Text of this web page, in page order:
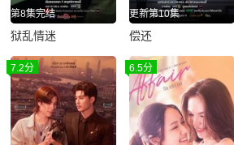
第8集完结
狱乱情迷
更新第10集
偿还
7.2分 6.5分